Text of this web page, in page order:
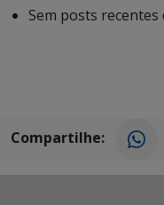
Sem posts recentes
Compartilhe: